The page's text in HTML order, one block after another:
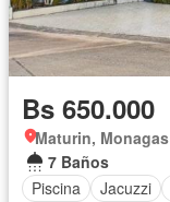
Bs 650.000
Maturin, Monagas
7 Baños
Piscina
Jacuzzi